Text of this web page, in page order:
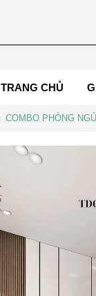
TRANG CHỦ
COMBO PHÒNG NGỦ